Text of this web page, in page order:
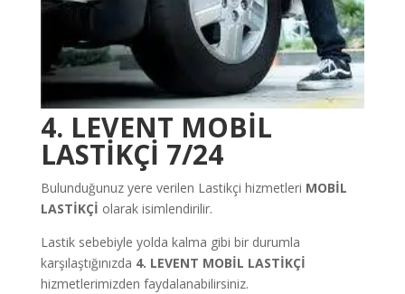
4. LEVENT MOBİL
LASTİKÇİ 7/24
Bulunduğunuz yere verilen Lastikçi hizmetleri MOBİL
LASTİKÇİ olarak isimlendirilir.
Lastik sebebiyle yolda kalma gibi bir durumla
karşılaştığınızda 4. LEVENT MOBİL LASTİKÇİ
hizmetlerimizden faydalanabilirsiniz.